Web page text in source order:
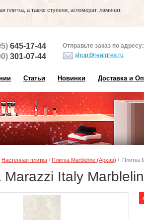
плитка, а также ступени, агломерат, ламинат,
645-17-44
301-07-44
Отправьте заказ по адресу:
shop@realgres.ru
Статьи Новинки Доставка и
Настенная плитка / Плитка Marbleline (Архив) / Плитка
Marazzi Italy